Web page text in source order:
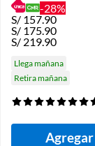
-28%
S/ 157.90
S/ 175.90
S/ 219.90
Llega mañana
Retira mañana
Agregar